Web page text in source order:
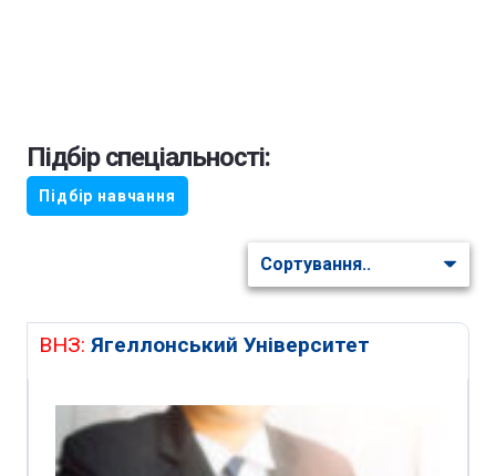
Підбір спеціальності:
Підбір навчання
ВНЗ: Ягеллонський Університет